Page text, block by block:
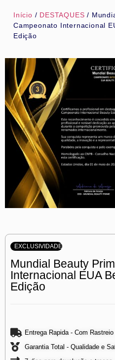
Início / DESTAQUES /
Campeonato Internacional
Edição
EXCLUSIVIDADE
Mundial Beauty
Internacional EUA
Edição
Entrega Rapida - Com Rastreio
Garantia Total - Qualidade e